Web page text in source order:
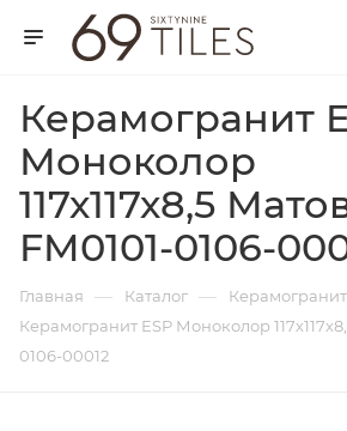
Керамогранит
Моноколор
117х117х8,5
FM0101-0106-
Главная — Каталог — Керамогранит
Керамогранит ESP Моноколор
0106-00012